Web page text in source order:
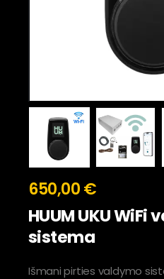
650,00€
HUUM UKU WiFi
sistema
Išmani pirties valdymo